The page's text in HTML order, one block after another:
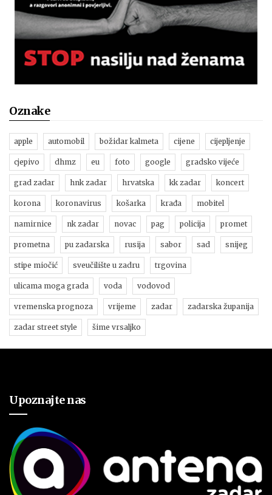
Oznake
apple automobil božidar kalmeta cijene cijepljenje
cjepivo dhmz eu foto google gradsko vijeće
grad zadar hnk zadar hrvatska kk zadar koncert
korona koronavirus košarka krađa mobitel
namirnice nk zadar novac pag policija promet
prometna pu zadarska rusija sabor sad snijeg
stipe miočić sveučilište u zadru trgovina
ulicama moga grada voda vodovod
vremenska prognoza vrijeme zadar zadarska županija
zadar street style šime vrsaljko
Upoznajte nas